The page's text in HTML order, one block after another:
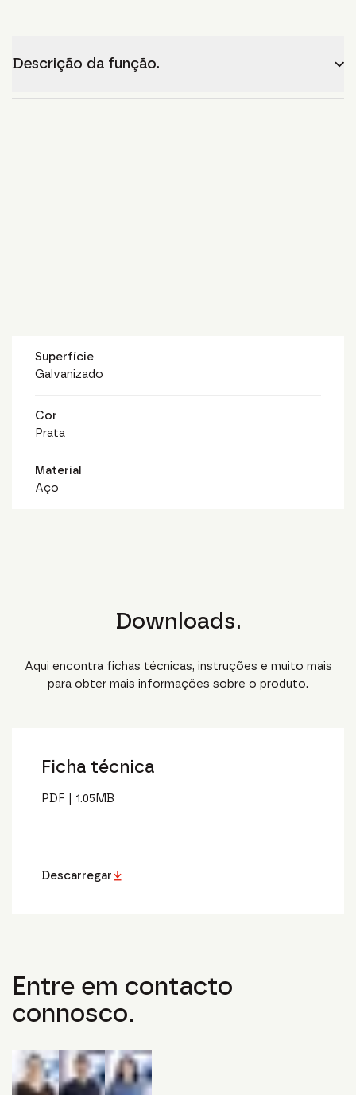
Descrição da função.
Superfície
Galvanizado
Cor
Prata
Material
Aço
Downloads.
Aqui encontra fichas técnicas, instruções e muito mais
para obter mais informações sobre o produto.
Ficha técnica
PDF 1.05MB
Descarregar
Entre em contacto
connosco.